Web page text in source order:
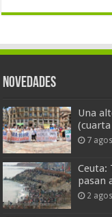
Novedades
Una
7
Ceuta:
pasan
2